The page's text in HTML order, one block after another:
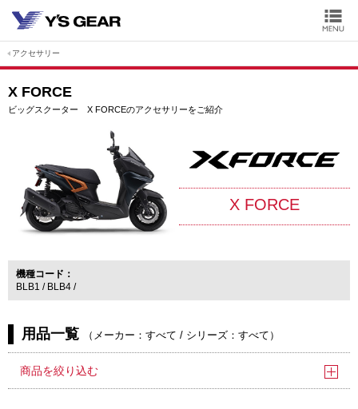
アクセサリー
X FORCE
ビッグスクーター X FORCEのアクセサリーをご紹介
X FORCE
機種コード
BLB1
BLB4
用品一覧 （ メーカー：すべて / シリーズ：すべて ）
商品を絞り込む